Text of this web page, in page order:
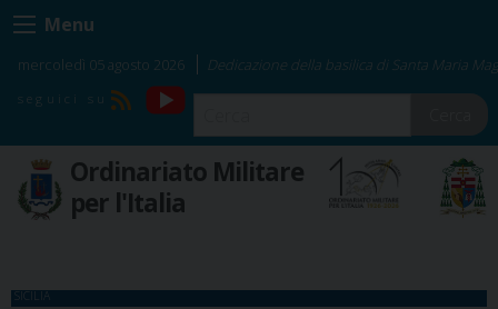
Skip
to
content
Menu
mercoledì 05 agosto 2026 Dedicazione della basilica di Santa Maria
RSS
YouTube
Ordinariato Militare
per l'Italia
SICILIA